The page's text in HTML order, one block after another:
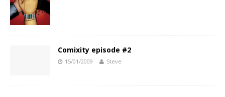
Comixity episode #2
15/01/2009 Steve